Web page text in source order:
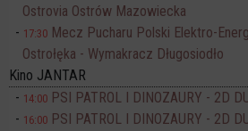
Ostrovia Ostrów Mazowiecka
17:30 Mecz Pucharu Polski Elektro-
Ostrołęka - Wymakracz Długosiodło
Kino JANTAR
14:00 PSI PATROL I DINOZAURY - 2D
16:00 PSI PATROL I DINOZAURY - 2D